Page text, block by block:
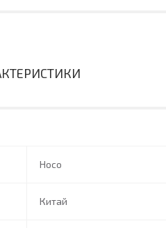
Hoco
Китай